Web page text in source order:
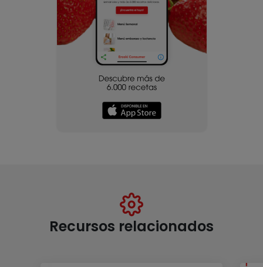
Recursos relacionados